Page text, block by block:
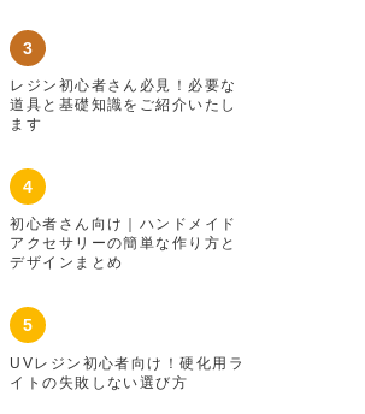
レジン初心者さん必見！必要な
道具と基礎知識をご紹介いたし
ます
初心者さん向け｜ハンドメイド
アクセサリーの簡単な作り方と
デザインまとめ
UVレジン初心者向け！硬化用ラ
イトの失敗しない選び方